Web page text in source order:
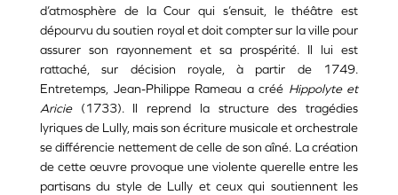
d’atmosphère de la Cour qui s’ensuit, le théâtre est
dépourvu du soutien royal et doit compter sur la ville pour
assurer son rayonnement et sa prospérité. Il lui est
rattaché, sur décision royale, à partir de 1749.
Entretemps, Jean-Philippe Rameau a créé Hippolyte et
Aricie(1733). Il reprend la structure des tragédies
lyriques de Lully, mais son écriture musicale et orchestrale
se différencie nettement de celle de son aîné. La création
de cette œuvre provoque une violente querelle entre les
partisans du style de Lully et ceux qui soutiennent les